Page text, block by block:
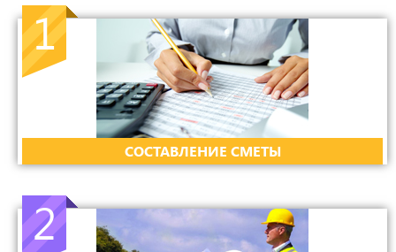
1
CОСТАВЛЕНИЕ СМЕТЫ
2